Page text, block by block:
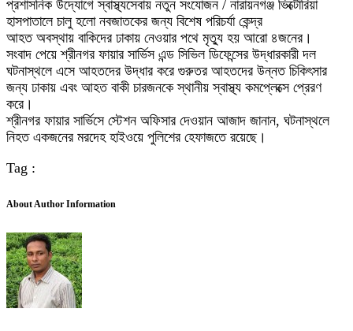
প্রশাসনিক উদ্যোগে স্বাস্থ্যসেবায় নতুন সংযোজন / নারায়নগঞ্জ ভিক্টোরিয়া
হাসপাতালে চালু হলো নবজাতকের জন্য বিশেষ পরিচর্যা কেন্দ্র
আহত অবস্থায় বাকিদের ঢাকায় নেওয়ার পথে মৃত্যু হয় আরো ৪জনের।
সংবাদ পেয়ে শ্রীনগর ফায়ার সার্ভিস এন্ড সিভিল ডিফেন্সের উদ্ধারকারী দল
ঘটনাস্থলে এসে আহতদের উদ্ধার করে গুরুতর আহতদের উন্নত চিকিৎসার
জন্য ঢাকায় এবং আহত বাকী চারজনকে স্থানীয় স্বাস্থ্য কমপ্লেক্সে প্রেরণ
করে।
শ্রীনগর ফায়ার সার্ভিসে স্টেশন অফিসার দেওয়ান আজাদ জানান, ঘটনাস্থলে
নিহত একজনের মরদেহ হাইওয়ে পুলিশের হেফাজতে রয়েছে।
Tag :
About Author Information